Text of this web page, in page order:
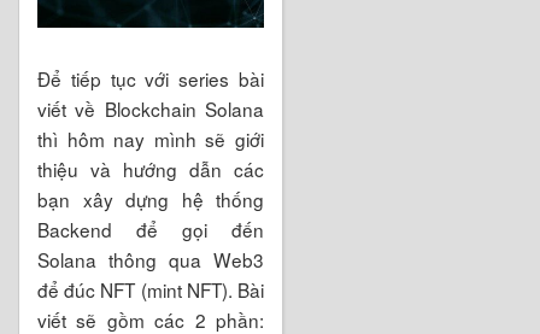
Để tiếp tục với series bài
viết về Blockchain Solana
thì hôm nay mình sẽ giới
thiệu và hướng dẫn các
bạn xây dựng hệ thống
Backend để gọi đến
Solana thông qua Web3
để đúc NFT (mint NFT). Bài
viết sẽ gồm các 2 phần: